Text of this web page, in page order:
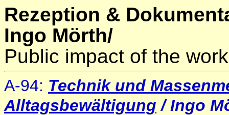
Rezeption &
Ingo Mörth/
Public impact of the
A-94: Technik und
Alltagsbewältigung / Ingo